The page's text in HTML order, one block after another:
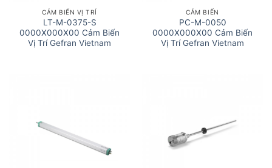
CẢM BIẾN VỊ TRÍ
LT-M-0375-S
0000X000X00 Cảm Biến
Vị Trí Gefran Vietnam
CẢM BIẾN
PC-M-0050
0000X000X00 Cảm Biến
Vị Trí Gefran Vietnam